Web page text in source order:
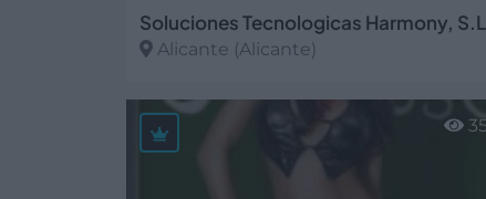
Soluciones Tecnologicas Harmony,
Alicante (Alicante)